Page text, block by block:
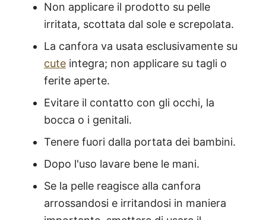
Non applicare il prodotto su pelle
irritata, scottata dal sole e screpolata.
La canfora va usata esclusivamente su
cute integra; non applicare su tagli o
ferite aperte.
Evitare il contatto con gli occhi, la
bocca o i genitali.
Tenere fuori dalla portata dei bambini.
Dopo l'uso lavare bene le mani.
Se la pelle reagisce alla canfora
arrossandosi e irritandosi in maniera
X115® -
SCOPRI COME FUNZIONA